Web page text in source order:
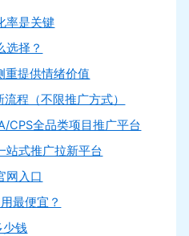
率是关键
选择？
重提供情绪价值
程（不限推广方式）
CPS全品类项目推广平台
站式推广拉新平台
网入口
最便宜？
少钱